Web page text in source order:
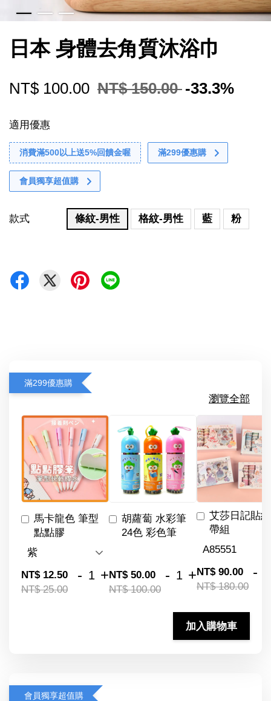
日本 身體去角質沐浴巾
NT$ 100.00 NT$ 150.00 -33.3%
適用優惠
消費滿500以上送5%回饋金喔 滿299優惠購
會員獨享超值購
款式 條紋-男性 格紋-男性 藍 粉
滿299優惠購
瀏覽全部
馬卡龍色 筆型
點點膠
NT$ 12.50
NT$ 25.00
- +
胡蘿蔔 水彩筆
24色 彩色筆
NT$ 50.00
NT$ 100.00
- +
艾莎日記貼
帶組
NT$ 90.00
NT$ 180.00
-
加入購物車
會員獨享超值購